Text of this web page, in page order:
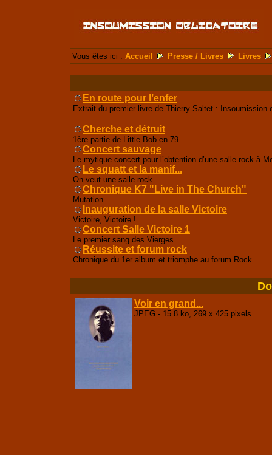
Vous êtes ici : Accueil Presse / Livres Livres
En route pour l’enfer
Extrait du premier livre de Thierry Saltet : Insoumission
Cherche et détruit
1ère partie de Little Bob en 79
Concert sauvage
Le mytique concert pour l’obtention d’une salle rock à
Le squatt et la manif...
On veut une salle rock
Chronique K7 "Live in The Church"
Mutation
Inauguration de la salle Victoire
Victoire, Victoire !
Concert Salle Victoire 1
Le premier sang des Vierges
Réussite et forum rock
Chronique du 1er album et triomphe au forum Rock
Voir en grand...
JPEG - 15.8 ko, 269 x 425 pixels